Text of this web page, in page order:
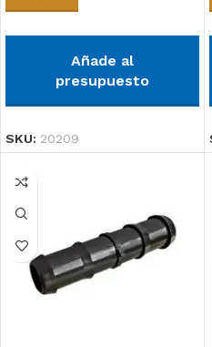
Añade al
presupuesto
SKU: 20209